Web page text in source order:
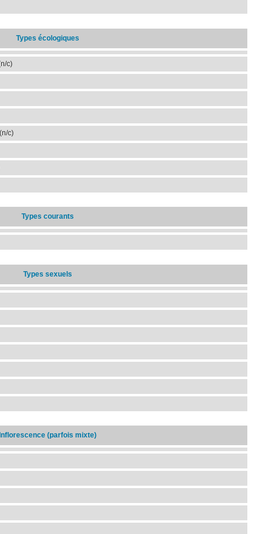
Types écologiques
c)
(n/c)
Types courants
Types sexuels
Inflorescence (parfois mixte)